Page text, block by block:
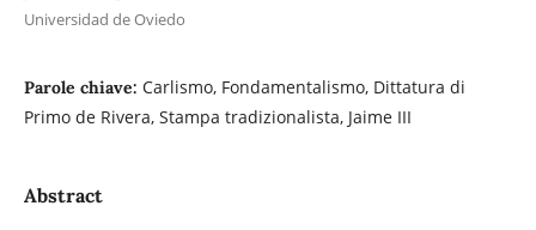
Universidad de Oviedo
Parole chiave: Carlismo, Fondamentalismo, Dittatura di
Primo de Rivera, Stampa tradizionalista, Jaime III
Abstract